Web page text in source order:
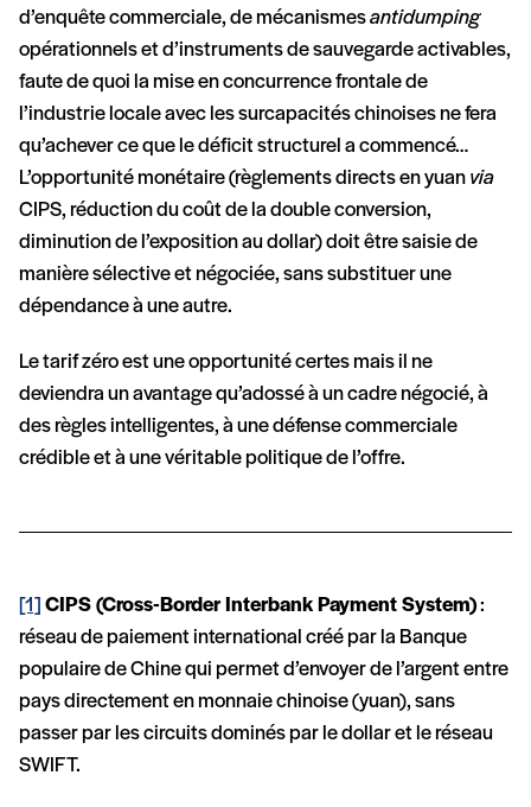
d’enquête commerciale, de mécanismesantidumping
opérationnels et d’instruments de sauvegarde activables,
faute de quoi la mise en concurrence frontale de
l’industrie locale avec les surcapacités chinoises ne fera
qu’achever ce que le déficit structurel a commencé…
L’opportunité monétaire (règlements directs en yuan via
CIPS, réduction du coût de la double conversion,
diminution de l’exposition au dollar) doit être saisie de
manière sélective et négociée, sans substituer une
dépendance à une autre.
Le tarif zéro est une opportunité certes mais il ne
deviendra un avantage qu’adossé à un cadre négocié, à
des règles intelligentes, à une défense commerciale
crédible et à une véritable politique de l’offre.
[1] CIPS (Cross-Border Interbank Payment System):
réseau de paiement international créé par la Banque
populaire de Chine qui permet d’envoyer de l’argent entre
pays directement en monnaie chinoise (yuan), sans
passer par les circuits dominés par le dollar et le réseau
SWIFT.